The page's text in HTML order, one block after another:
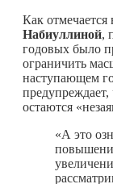
Как
Набиуллиной,
годовых было
ограничить
наступающем
остаются
«А это